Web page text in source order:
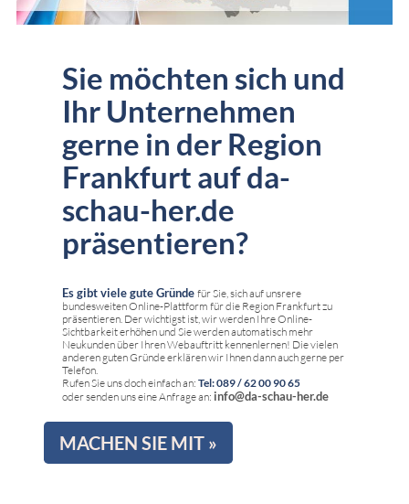
Sie möchten sich und
Ihr Unternehmen
gerne in der Region
Frankfurt auf da-
schau-her.de
präsentieren?
Es gibt viele gute Gründe für Sie, sich auf unsrere
bundesweiten Online-Plattform für die Region Frankfurt zu
präsentieren. Der wichtigst ist, wir werden Ihre Online-
Sichtbarkeit erhöhen und Sie werden automatisch mehr
Neukunden über Ihren Webauftritt kennenlernen! Die vielen
anderen guten Gründe erklären wir Ihnen dann auch gerne per
Telefon.
Rufen Sie uns doch einfach an: Tel: 089 / 62 00 90 65
oder senden uns eine Anfrage an: info@da-schau-her.de
MACHEN SIE MIT »